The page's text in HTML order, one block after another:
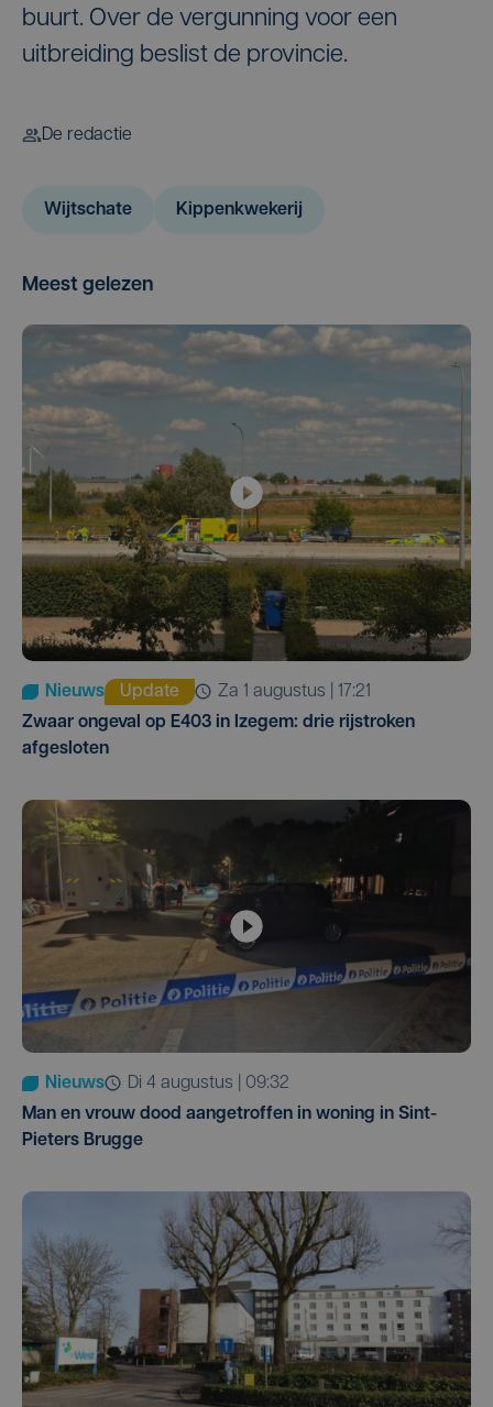
buurt. Over de vergunning voor een
uitbreiding beslist de provincie.
De redactie
Wijtschate Kippenkwekerij
Meest gelezen
Nieuws Update
za 1 augustus | 17:21
Zwaar ongeval op E403 in Izegem: drie rijstroken
afgesloten
Nieuws
di 4 augustus | 09:32
Man en vrouw dood aangetroffen in woning in Sint-
Pieters Brugge